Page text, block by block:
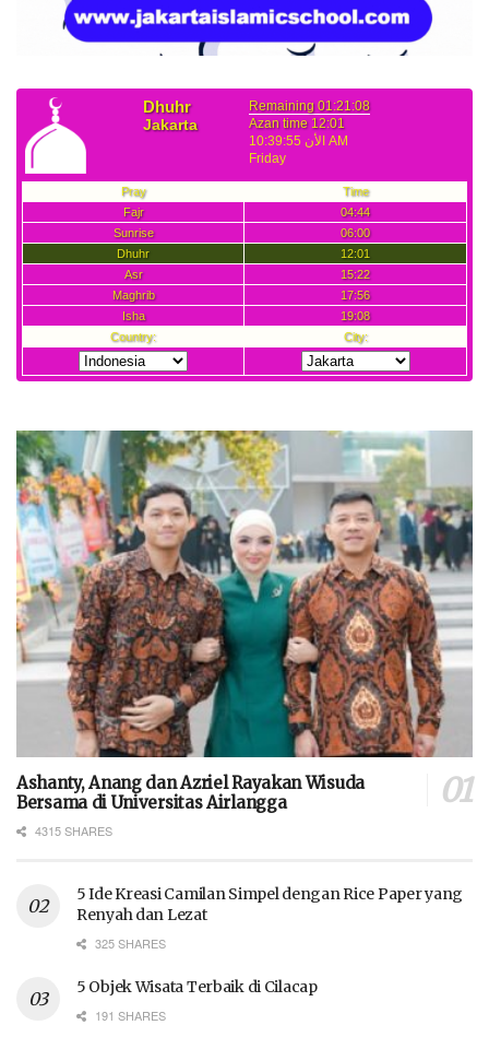
Ashanty, Anang dan Azriel Rayakan Wisuda
Bersama di Universitas Airlangga
4315 SHARES
5 Ide Kreasi Camilan Simpel dengan Rice Paper yang
Renyah dan Lezat
325 SHARES
5 Objek Wisata Terbaik di Cilacap
191 SHARES